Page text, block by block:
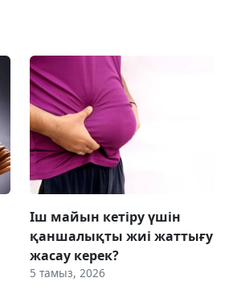
Іш майын кетіру үшін
қаншалықты жиі жаттығу
жасау керек?
5 тамыз, 2026